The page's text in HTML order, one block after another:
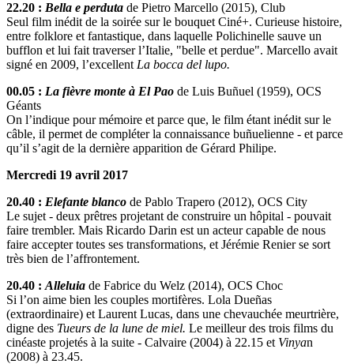
22.20 : Bella e perduta de Pietro Marcello (2015), Club
Seul film inédit de la soirée sur le bouquet Ciné+. Curieuse histoire,
entre folklore et fantastique, dans laquelle Polichinelle sauve un
bufflon et lui fait traverser l’Italie, "belle et perdue". Marcello avait
signé en 2009, l’excellent La bocca del lupo.
00.05 : La fièvre monte à El Pao de Luis Buñuel (1959), OCS
Géants
On l’indique pour mémoire et parce que, le film étant inédit sur le
câble, il permet de compléter la connaissance buñuelienne - et parce
qu’il s’agit de la dernière apparition de Gérard Philipe.
Mercredi 19 avril 2017
20.40 : Elefante blanco de Pablo Trapero (2012), OCS City
Le sujet - deux prêtres projetant de construire un hôpital - pouvait
faire trembler. Mais Ricardo Darin est un acteur capable de nous
faire accepter toutes ses transformations, et Jérémie Renier se sort
très bien de l’affrontement.
20.40 : Alleluia de Fabrice du Welz (2014), OCS Choc
Si l’on aime bien les couples mortifères. Lola Dueñas
(extraordinaire) et Laurent Lucas, dans une chevauchée meurtrière,
digne des Tueurs de la lune de miel. Le meilleur des trois films du
cinéaste projetés à la suite - Calvaire (2004) à 22.15 et Vinyan
(2008) à 23.45.